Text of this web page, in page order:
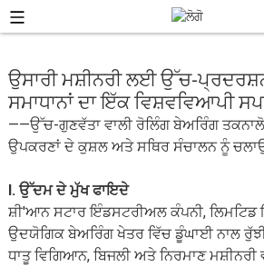
ਉਸਾਰੀ ਮਸ਼ੀਨਰੀ ਲਈ ਉੱਚ-
ਸਮਾਧਾਨਾਂ ਦਾ ਇੱਕ ਵਿਸ਼ਵਵਿਆਪੀ
——ਉੱਚ-ਗੁਣਵੱਤਾ ਵਾਲੀ ਰੋਲਿੰਗ ਬੇਅਰਿੰਗ
ਉਪਕਰਣਾਂ ਦੇ ਕੁਸ਼ਲ ਅਤੇ ਸਥਿਰ ਸੰਚਾਲਨ ਨੂੰ
I. ਉੱਦਮ ਦੇ ਮੁੱਖ ਫਾਇਦੇ
ਸ਼ੀ'ਆਨ ਸਟਾਰ ਇੰਡਸਟਰੀਅਲ ਕੰਪਨੀ,
ਉਦਯੋਗਿਕ ਬੇਅਰਿੰਗ ਖੇਤਰ ਵਿੱਚ ਡੂੰਘਾਈ ਨਾਲ
ਧਾਤੂ ਵਿਗਿਆਨ, ਬਿਜਲੀ ਅਤੇ ਨਿਰਮਾਣ